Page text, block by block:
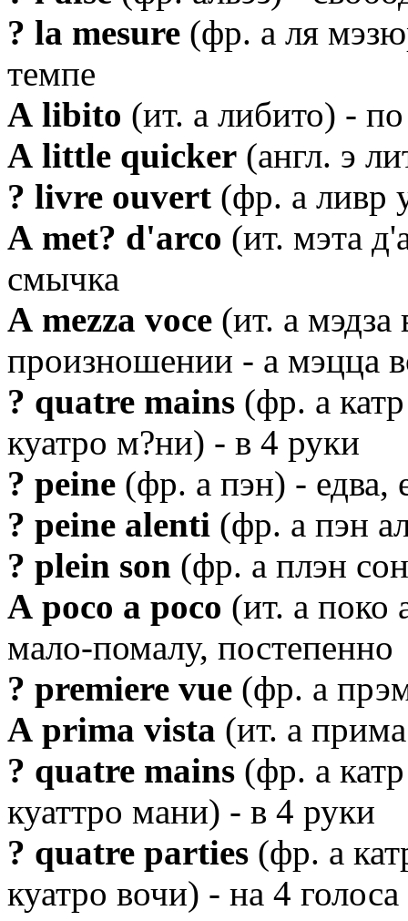
? la mesure (фр. а ля
темпе
А libito (ит. а либито) -
А little quicker (англ. э
? livre ouvert (фр. а ливр
А met? d'arco (ит. мэта
смычка
А mezza voce (ит. а
произношении - а мэцца
? quatre mains (фр. а
куатро м?ни) - в 4 руки
? peine (фр. а пэн) - едва,
? peine alenti (фр. а пэн
? plein son (фр. а плэн
А росо а росо (ит. а поко
мало-помалу, постепенно
? premiere vue (фр. а
А prima vista (ит. а
? quatre mains (фр. а
куаттро мани) - в 4 руки
? quatre parties (фр. а
куатро вочи) - на 4 голоса